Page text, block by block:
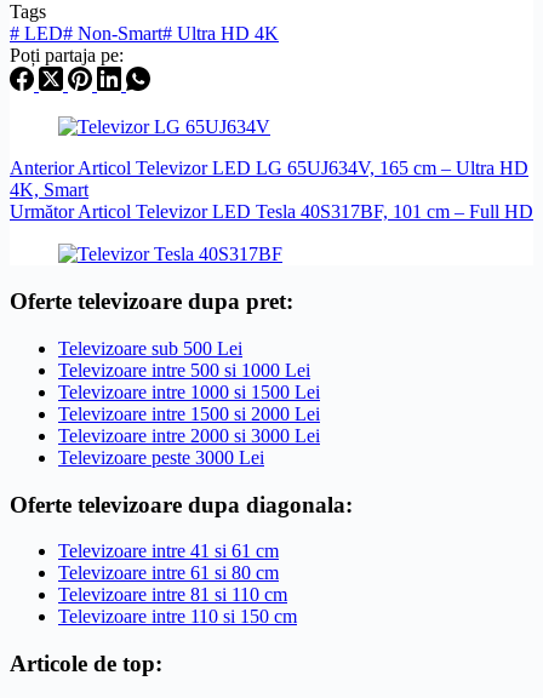
Tags
# LED# Non-Smart# Ultra HD 4K
Poți partaja pe:
AnteriorArticol Televizor LED LG 65UJ634V, 165 cm – Ultra HD
4K, Smart
UrmătorArticol Televizor LED Tesla 40S317BF, 101 cm – Full HD
Oferte televizoare dupa pret:
Televizoare sub 500 Lei
Televizoare intre 500 si 1000 Lei
Televizoare intre 1000 si 1500 Lei
Televizoare intre 1500 si 2000 Lei
Televizoare intre 2000 si 3000 Lei
Televizoare peste 3000 Lei
Oferte televizoare dupa diagonala:
Televizoare intre 41 si 61 cm
Televizoare intre 61 si 80 cm
Televizoare intre 81 si 110 cm
Televizoare intre 110 si 150 cm
Articole de top: